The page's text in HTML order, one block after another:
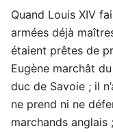
Quand Louis XIV
armées déjà
étaient prêtes de
Eugène marchât
duc de Savoie ; il
ne prend ni ne
marchands anglais